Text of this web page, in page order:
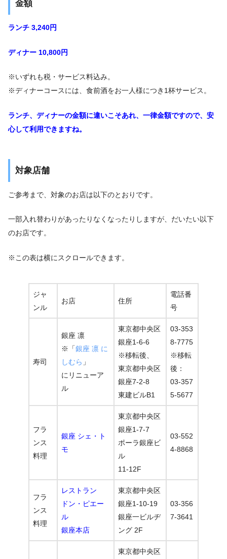
金額
ランチ 3,240円
ディナー 10,800円
※いずれも税・サービス料込み。
※ディナーコースには、食前酒をお一人様につき1杯サービス。
ランチ、ディナーの金額に違いこそあれ、一律金額ですので、安
心して利用できますね。
対象店舗
ご参考まで、対象のお店は以下のとおりです。
一部入れ替わりがあったりなくなったりしますが、だいたい以下
のお店です。
※この表は横にスクロールできます。
ジャ
ンル
お店 住所
電話番
号
寿司
銀座 凛
※「銀座 凛 に
しむら 」
にリニューア
ル
東京都中央区
銀座1-6-6
※移転後、
東京都中央区
銀座7-2-8
東建ビルB1
03-353
8-7775
※移転
後：
03-357
5-5677
フラ
ンス
料理
銀座 シェ・ト
モ
東京都中央区
銀座1-7-7
ポーラ銀座ビ
ル
11-12F
03-552
4-8868
フラ
ンス
料理
レストラン
ドン・ピエー
ル
銀座本店
東京都中央区
銀座1-10-19
銀座一ビルヂ
ング 2F
03-356
7-3641
東京都中央区